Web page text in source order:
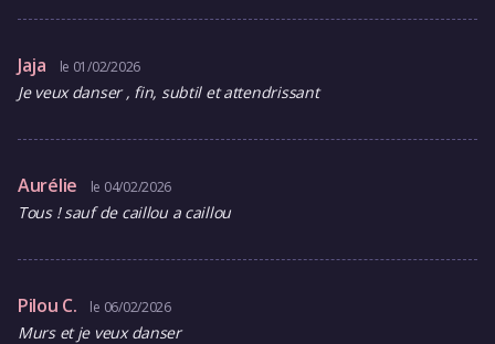
Jaja le 01/02/2026
Je veux danser , fin, subtil et attendrissant
Aurélie le 04/02/2026
Tous ! sauf de caillou a caillou
Pilou C. le 06/02/2026
Murs et je veux danser